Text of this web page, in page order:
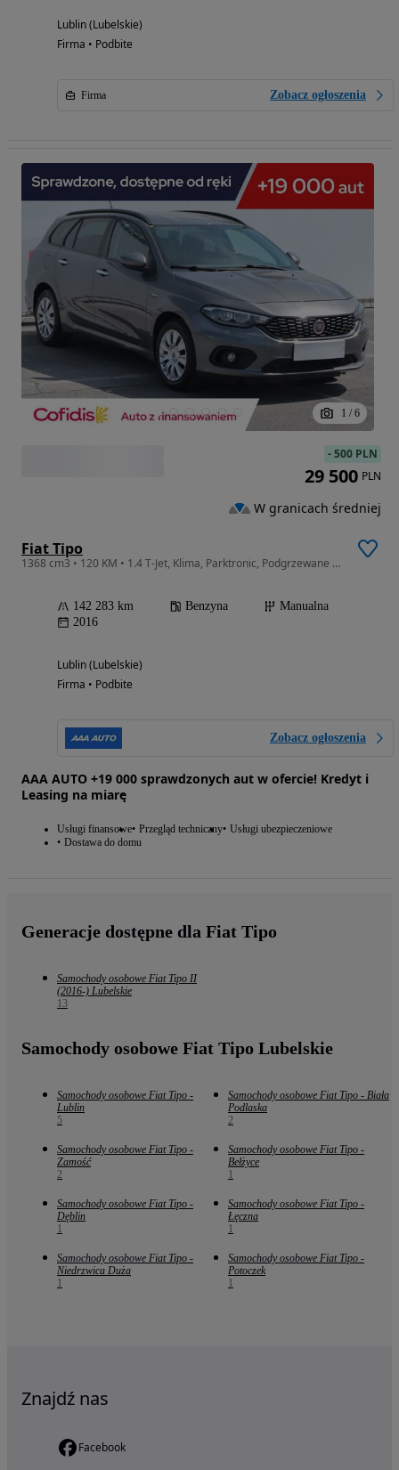
Lublin (Lubelskie)
Firma • Podbite
Firma Zobacz ogłoszenia
1 / 6
Fiat Tipo
1368 cm3 • 120 KM • 1.4 T-Jet, Klima, Parktronic, Podgrzewane siedzienia
142 283 km Benzyna
Manualna
2016
Lublin (Lubelskie)
Firma • Podbite
Zobacz ogłoszenia
AAA AUTO +19 000 sprawdzonych aut w ofercie! Kredyt i
Leasing na miarę
Usługi finansowe Przegląd techniczny Usługi ubezpieczeniowe
Dostawa do domu
-500 PLN
29 500 PLN
W granicach średniej
Generacje dostępne dla Fiat Tipo
Samochody osobowe Fiat Tipo II
(2016-) Lubelskie
13
Samochody osobowe Fiat Tipo Lubelskie
Samochody osobowe Fiat Tipo -
Lublin
5
Samochody osobowe Fiat Tipo - Biała
Podlaska
2
Samochody osobowe Fiat Tipo -
Zamość
2
Samochody osobowe Fiat Tipo -
Bełżyce
1
Samochody osobowe Fiat Tipo -
Dęblin
1
Samochody osobowe Fiat Tipo -
Łęczna
1
Samochody osobowe Fiat Tipo -
Niedrzwica Duża
1
Samochody osobowe Fiat Tipo -
Potoczek
1
Znajdź nas
Facebook